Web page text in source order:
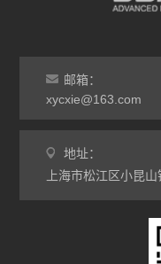
邮箱：
xycxie@163.com
地址：
上海市松江区小昆